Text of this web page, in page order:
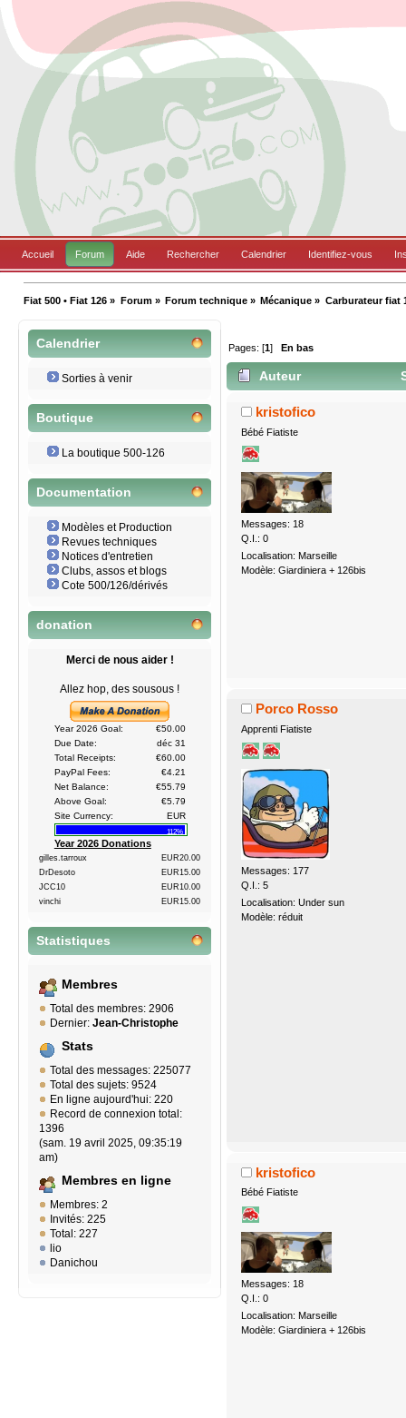
Accueil Forum Aide Rechercher Calendrier Identifiez-vous
Fiat 500 • Fiat 126 » Forum» Forum technique» Mécanique » Carburateur fiat
Calendrier
Sorties à venir
Boutique
La boutique 500-126
Documentation
Modèles et Production
Revues techniques
Notices d'entretien
Clubs, assos et blogs
Cote 500/126/dérivés
donation
Merci de nous aider !
Allez hop, des sousous !
Year 2026 Goal:
€50.00
Due Date:
déc 31
Total Receipts:
€60.00
PayPal Fees:
€4.21
Net Balance:
€55.79
Above Goal:
€5.79
Site Currency:
EUR
112%
Year 2026 Donations
gilles.tarroux
EUR20.00
DrDesoto
EUR15.00
JCC10
EUR10.00
vinchi
EUR15.00
Statistiques
Membres
Total des membres: 2906
Dernier: Jean-Christophe
Stats
Total des messages: 225077
Total des sujets: 9524
En ligne aujourd'hui: 220
Record de connexion total:
1396
(sam. 19 avril 2025, 09:35:19
am)
Membres en ligne
Membres: 2
Invités: 225
Total: 227
lio
Danichou
Pages: [1] En bas
Auteur
kristofico
Bébé Fiatiste
Messages: 18
Q.I.: 0
Localisation: Marseille
Modèle: Giardiniera + 126bis
Porco Rosso
Apprenti Fiatiste
Messages: 177
Q.I.: 5
Localisation: Under sun
Modèle: réduit
kristofico
Bébé Fiatiste
Messages: 18
Q.I.: 0
Localisation: Marseille
Modèle: Giardiniera + 126bis